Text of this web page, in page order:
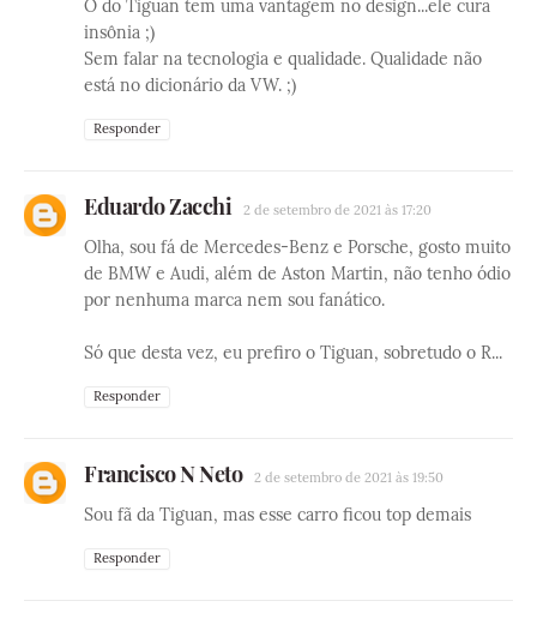
O do Tiguan tem uma vantagem no design...ele cura
insônia ;)
Sem falar na tecnologia e qualidade. Qualidade não
está no dicionário da VW. ;)
Responder
Eduardo Zacchi 2 de setembro de 2021 às 17:20
Olha, sou fá de Mercedes-Benz e Porsche, gosto muito
de BMW e Audi, além de Aston Martin, não tenho ódio
por nenhuma marca nem sou fanático.
Só que desta vez, eu prefiro o Tiguan, sobretudo o R...
Responder
Francisco N Neto 2 de setembro de 2021 às 19:50
Sou fã da Tiguan, mas esse carro ficou top demais
Responder